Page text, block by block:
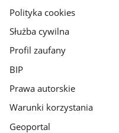
gov.pl
Polityka cookies
Służba cywilna
Profil zaufany
BIP
Prawa autorskie
Warunki korzystania
Geoportal